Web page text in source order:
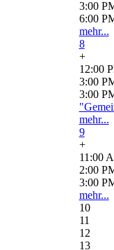
3:00
6:00
mehr...
8
+
12:00
3:00
3:00
mehr...
9
+
11:00
2:00
3:00
mehr...
10
11
12
13